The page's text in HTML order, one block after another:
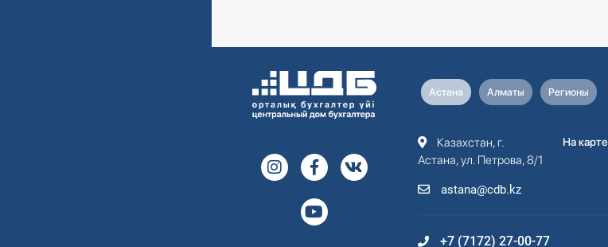
Астана Алматы Регионы
Казахстан, г.
Астана, ул. Петрова, 8/1
astana@cdb.kz
На карте
+7 (7172) 27-00-77